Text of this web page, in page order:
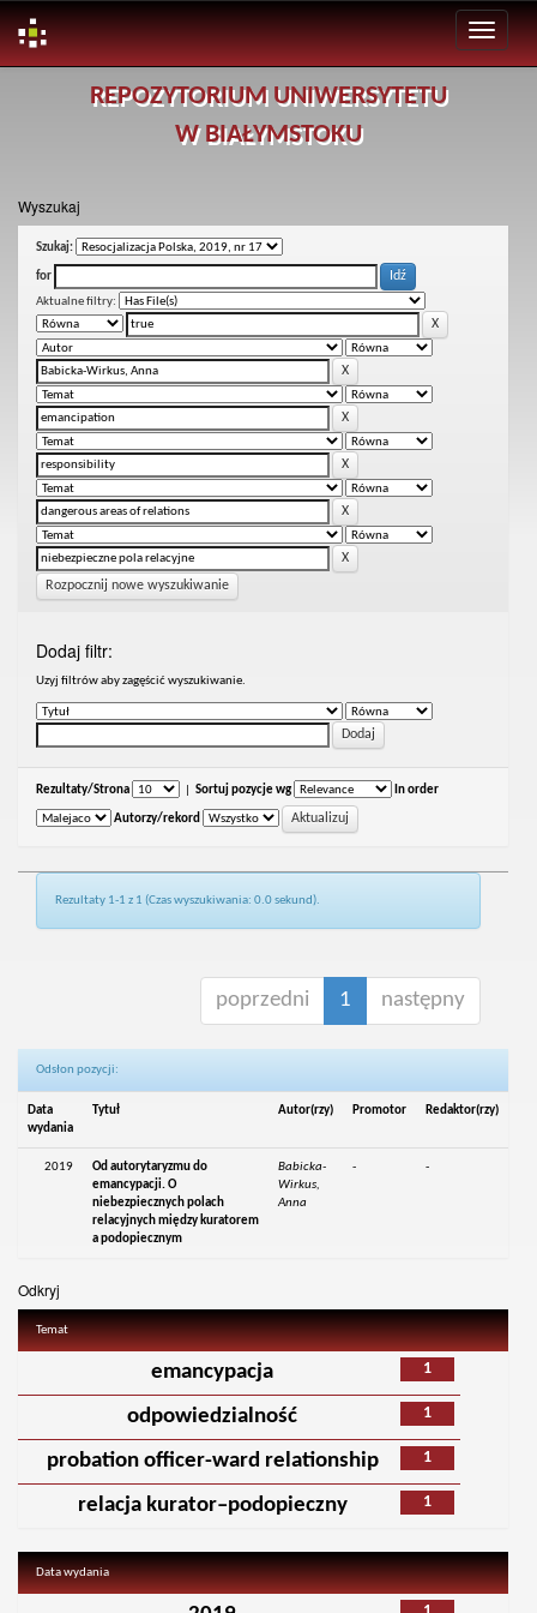
REPOZYTORIUM UNIWERSYTETU
W BIAŁYMSTOKU
Wyszukaj
Szukaj:
for
Aktualne filtry:
Rozpocznij nowe wyszukiwanie
Dodaj filtr:
Uzyj filtrów aby zagęścić wyszukiwanie.
Rezultaty/Strona Sortuj pozycje wg In order
Autorzy/rekord
Rezultaty 1-1 z 1 (Czas wyszukiwania: 0.0 sekund).
poprzedni 1 następny
Odsłon pozycji:
Data
wydania
Tytuł Autor(rzy) Promotor Redaktor(rzy)
2019
Od autorytaryzmu do
emancypacji. O
niebezpiecznych polach
relacyjnych między kuratorem
a podopiecznym
Babicka-
Wirkus,
Anna
- -
Odkryj
Temat
1
emancypacja
1
odpowiedzialność
1
probation officer-ward relationship
1
relacja kurator–podopieczny
Data wydania